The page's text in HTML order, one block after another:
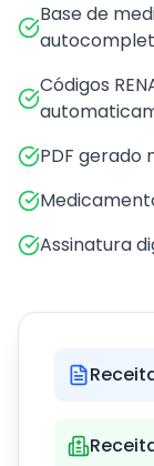
Base de
Códigos
PDF gerado
Assinatura